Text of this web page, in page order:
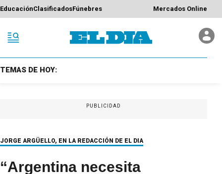
EducaciónClasificadosFúnebres Mercados Online
TEMAS DE HOY:
PUBLICIDAD
JORGE ARGÜELLO, EN LA REDACCIÓN DE EL DIA
“Argentina necesita